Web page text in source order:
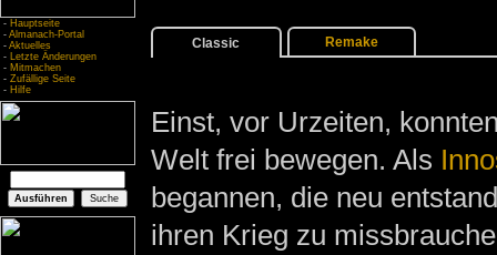
- Hauptseite
- Almanach-Portal
- Aktuelles
- Letzte Änderungen
- Mitmachen
- Zufällige Seite
- Hilfe
Classic Remake
Einst, vor Urzeiten,
Welt frei bewegen. Als
begannen, die neu
ihren Krieg zu